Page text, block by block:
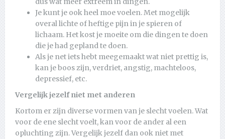
Je kunt je ook heel moe voelen. Met mogelijk
overal lichte of heftige pijn in je spieren of
lichaam. Het kost je moeite om die dingen te doen
die je had gepland te doen.
Als je net iets hebt meegemaakt wat niet prettig is,
kan je boos zijn, verdriet, angstig, machteloos,
depressief, etc.
Vergelijk jezelf niet met anderen
Kortom er zijn diverse vormen van je slecht voelen. Wat
voor de ene slecht voelt, kan voor de ander al een
opluchting zijn. Vergelijk jezelf dan ook niet met